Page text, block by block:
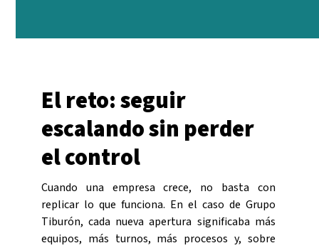
El reto: seguir
escalando sin perder
el control
Cuando una empresa crece, no basta con
replicar lo que funciona. En el caso de Grupo
Tiburón, cada nueva apertura significaba más
equipos, más turnos, más procesos y, sobre